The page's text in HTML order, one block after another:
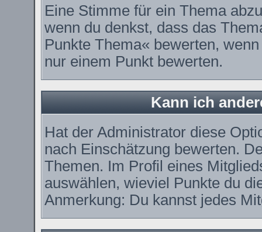
Eine Stimme für ein Thema
wenn du denkst, dass das
Punkte Thema« bewerten,
nur einem Punkt bewerten.
Kann ich
Hat der Administrator diese
nach Einschätzung bewerten.
Themen. Im Profil eines
auswählen, wieviel Punkte du
Anmerkung: Du kannst jedes